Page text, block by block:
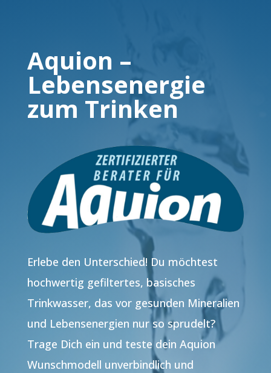
Aquion –
Lebensenergie
zum Trinken
Erlebe den Unterschied! Du möchtest
hochwertig gefiltertes, basisches
Trinkwasser, das vor gesunden Mineralien
und Lebensenergien nur so sprudelt?
Trage Dich ein und teste dein Aquion
Wunschmodell unverbindlich und